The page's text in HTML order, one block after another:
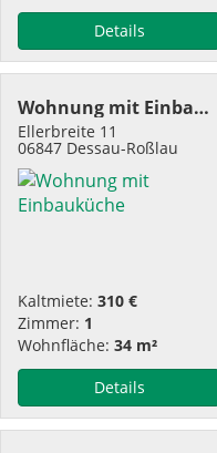
Details
Wohnung mit Einbauküche
Ellerbreite 11
06847 Dessau-Roßlau
Kaltmiete: 310 €
Zimmer: 1
Wohnfläche: 34 m²
Details